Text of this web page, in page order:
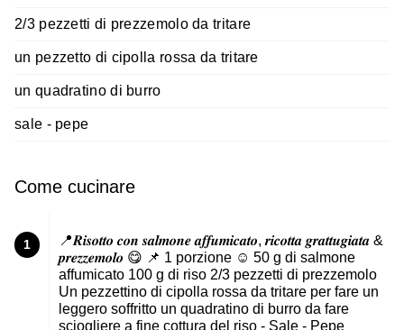
2/3 pezzetti di prezzemolo da tritare
un pezzetto di cipolla rossa da tritare
un quadratino di burro
sale - pepe
Come cucinare
1
📍𝑹𝒊𝒔𝒐𝒕𝒕𝒐 𝒄𝒐𝒏 𝒔𝒂𝒍𝒎𝒐𝒏𝒆 𝒂𝒇𝒇𝒖𝒎𝒊𝒄𝒂𝒕𝒐, 𝒓𝒊𝒄𝒐𝒕𝒕𝒂 𝒈𝒓𝒂𝒕𝒕𝒖𝒈𝒊𝒂𝒕𝒂 &
𝒑𝒓𝒆𝒛𝒛𝒆𝒎𝒐𝒍𝒐 😋 📌 1 porzione ☺️ 50 g di salmone
affumicato 100 g di riso 2/3 pezzetti di prezzemolo
Un pezzettino di cipolla rossa da tritare per fare un
leggero soffritto un quadratino di burro da fare
sciogliere a fine cottura del riso - Sale - Pepe